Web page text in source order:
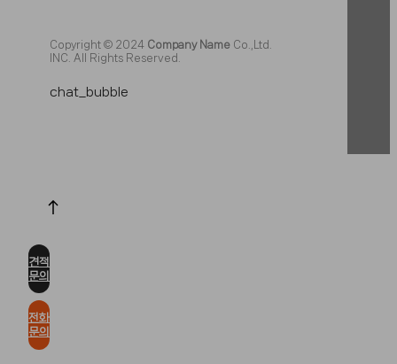
Copyright © 2024 Company Name Co.,Ltd.
INC. All Rights Reserved.
chat_bubble
견적
문의
전화
문의